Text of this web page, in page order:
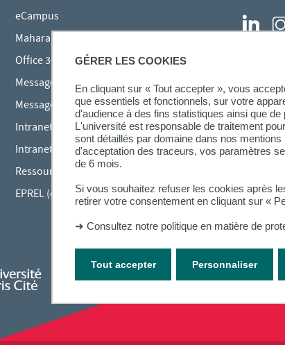
GÉRER LES COOKIES
En cliquant sur « Tout accepter », vous
que essentiels et fonctionnels, sur votre
d'audience à des fins statistiques ainsi que
L'université est responsable de traitement
sont détaillés par domaine dans nos
d'acceptation des traceurs, vos paramètres
de 6 mois.
Si vous souhaitez refuser les cookies après
retirer votre consentement en cliquant sur «
➜ Consultez notre politique en matière de
Tout accepter Personnaliser
eCampus
Mahara
Office 365
Messagerie des étudiants
Messagerie des personnels
Intranet Inspé
Intranet UPEC
Ressources audiovisuelles Inspé
EPREL (cours en ligne)